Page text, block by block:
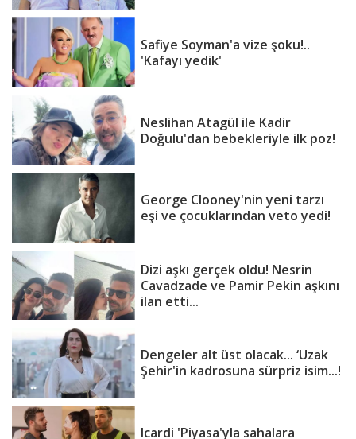
Safiye Soyman'a vize şoku!..
'Kafayı yedik'
Neslihan Atagül ile Kadir
Doğulu'dan bebekleriyle ilk poz!
George Clooney'nin yeni tarzı
eşi ve çocuklarından veto yedi!
Dizi aşkı gerçek oldu! Nesrin
Cavadzade ve Pamir Pekin aşkını
ilan etti...
Dengeler alt üst olacak... ‘Uzak
Şehir'in kadrosuna sürpriz isim...!
Icardi 'Piyasa'yla sahalara